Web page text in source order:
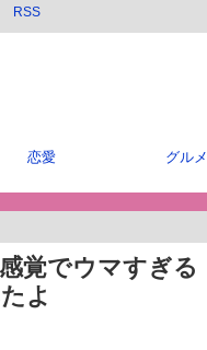
RSS
恋愛 グルメ
覚でウマすぎる
よ